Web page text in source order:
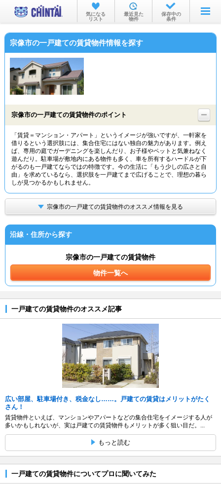
お部屋を探す
沿線・駅から
物件特集から
TOP
気になる
リスト
最近見た
物件
保存中の
条件
宗像市の一戸建ての賃貸物件情報を探す
宗像市の一戸建ての賃貸物件のポイント
「賃貸＝マンション・アパート」というイメージが強いですが、一軒家を
借りるという選択肢には、集合住宅にはない独自の魅力があります。例え
ば、専用の庭でガーデニングを楽しんだり、お子様やペットと気兼ねなく
遊んだり。駐車場が敷地内にある物件も多く、車を所有するハードルが下
がるのも一戸建てならではの特徴です。今の生活に「もう少しの広さと自
由」を求めているなら、選択肢を一戸建てまで広げることで、理想の暮ら
しが見つかるかもしれません。
宗像市の一戸建ての賃貸物件のオススメ情報を見る
沿線・住所から探す
宗像市の一戸建ての賃貸物件
物件一覧へ
一戸建ての賃貸物件のオススメ記事
広い部屋、駐車場付き、税金なし……。戸建ての賃貸はメリットがたく
さん！
賃貸物件といえば、マンションやアパートなどの集合住宅をイメージする人が
多いかもしれないが、実は戸建ての賃貸物件もメリットが多く狙い目だ。...
もっと読む
一戸建ての賃貸物件についてプロに聞いてみた